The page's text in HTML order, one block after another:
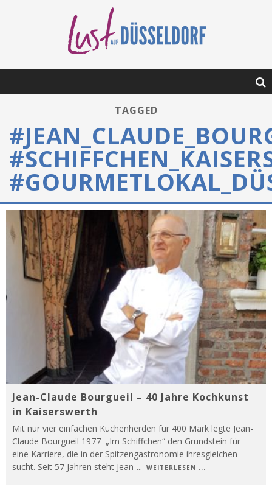
TAGGED
Jean-Claude Bourgueil – 40 Jahre Kochkunst
in Kaiserswerth
Mit nur vier einfachen Küchenherden für 400 Mark legte Jean-
Claude Bourgueil 1977 „Im Schiffchen“ den Grundstein für
eine Karriere, die in der Spitzengastronomie ihresgleichen
sucht. Seit 57 Jahren steht Jean-... WEITERLESEN ...